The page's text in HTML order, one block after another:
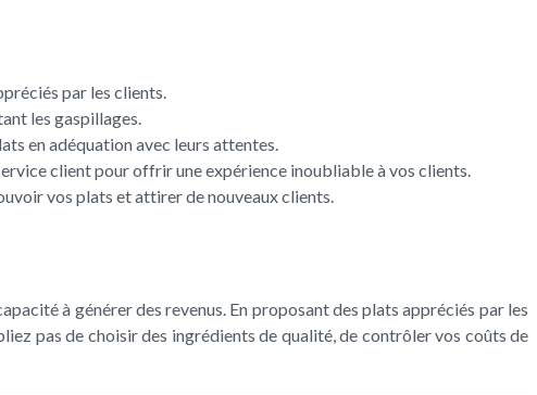
par les clients.
les gaspillages.
en adéquation avec leurs attentes.
client pour offrir une expérience inoubliable à vos clients.
vos plats et attirer de nouveaux clients.
à générer des revenus. En proposant des plats appréciés par les
pas de choisir des ingrédients de qualité, de contrôler vos coûts de